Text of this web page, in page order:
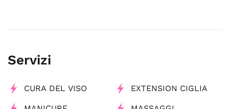
Servizi
CURA DEL VISO EXTENSION CIGLIA